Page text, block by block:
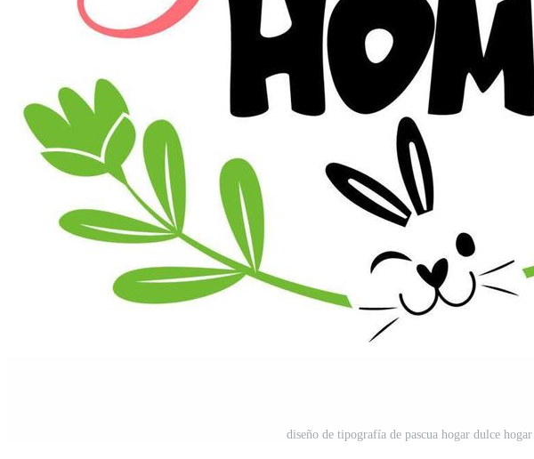
diseño de tipografía de pascua hogar dulce